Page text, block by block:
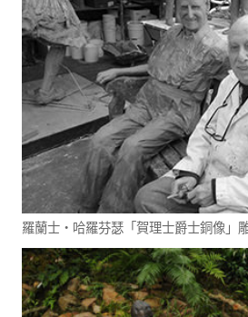
羅蘭士‧哈羅芬瑟「賀理士爵士銅像」